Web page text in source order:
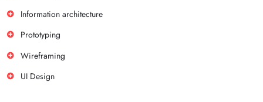
Information architecture
Prototyping
Wireframing
UI Design